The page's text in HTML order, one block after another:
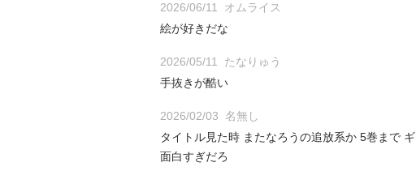
2026/06/11
オムライス
絵が好きだな
2026/05/11
たなりゅう
手抜きが酷い
2026/02/03 名無し
タイトル見た時 またなろうの追放系か 5巻まで
面白すぎだろ